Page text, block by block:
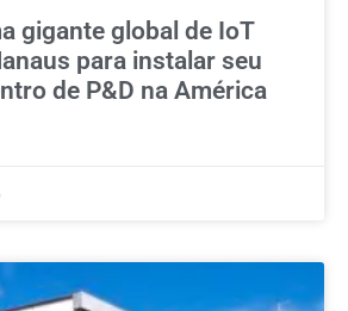
gigante global de IoT
para instalar seu
de P&D na América